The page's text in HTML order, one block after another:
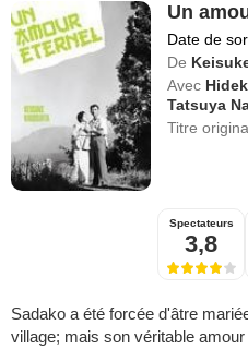
Un
Date de
De
Avec
Tatsuya
Titre
Spectateurs
3,8
Sadako a été forcée d'âtre
village; mais son véritable